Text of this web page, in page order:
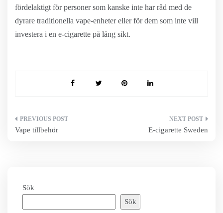
fördelaktigt för personer som kanske inte har råd med de
dyrare traditionella vape-enheter eller för dem som inte vill
investera i en e-cigarette på lång sikt.
Inläggsnavigering
Vape tillbehör E-cigarette Sweden
Sök
Sök